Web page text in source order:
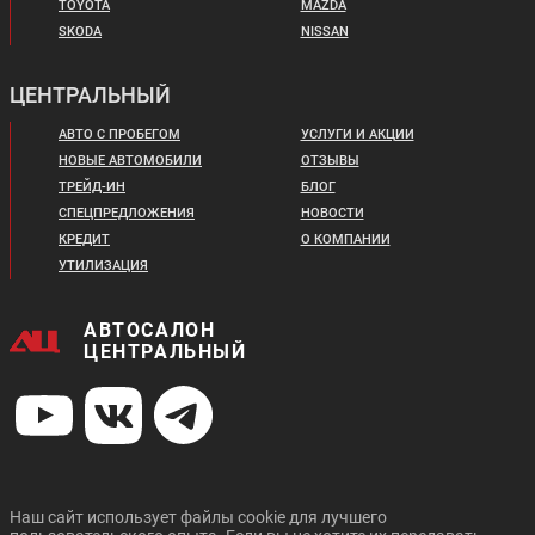
Цена от:
2 355 000 ₽
В кредит от:
32 131 ₽/мес.
2 829 900 ₽
В кредит от:
38 611 ₽/мес.
CITROEN C4 SEDAN
Цена от:
1 574 000 ₽
DATSUN ON DO
TOYOTA
SKODA
MAZDA
NISSAN
ЦЕНТРАЛЬНЫЙ
АВТО С ПРОБЕГОМ
НОВЫЕ АВТОМОБИЛИ
ТРЕЙД-ИН
СПЕЦПРЕДЛОЖЕНИЯ
КРЕДИТ
УТИЛИЗАЦИЯ
УСЛУГИ И АКЦИИ
ОТЗЫВЫ
БЛОГ
НОВОСТИ
О КОМПАНИИ
АВТОСАЛОН
ЦЕНТРАЛЬНЫЙ
Наш сайт использует файлы cookie для лучшего